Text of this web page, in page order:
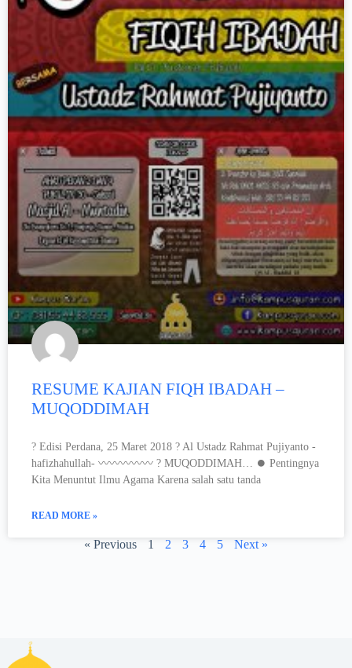
RESUME KAJIAN FIQH IBADAH –
MUQODDIMAH
? Edisi Perdana, 25 Maret 2018 ? Al Ustadz Rahmat Pujiyanto -
hafizhahullah- 〰〰〰〰〰 ? MUQODDIMAH… ⏺ Pentingnya
Kita Menuntut Ilmu Agama Karena salah satu tanda
READ MORE »
« Previous 1 2 3 4 5 Next »